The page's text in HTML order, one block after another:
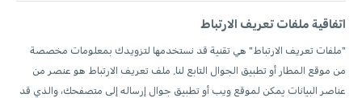
اتفاقية ملفات تعريف الارتباط
"ملفات تعريف الارتباط" هي تقنية قد نستخدمها لتزويدك بمعلومات مخصصة
من موقع المطار أو تطبيق الجوال التابع لنا. ملف تعريف الارتباط هو عنصر من
عناصر البيانات يمكن لموقع ويب أو تطبيق جوال إرساله إلى متصفحك، والذي قد